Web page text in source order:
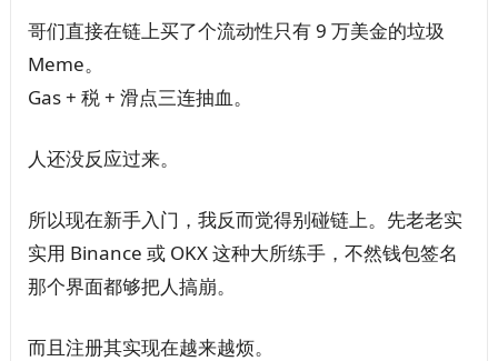
哥们直接在链上买了个流动性只有 9 万美金的垃圾
Meme。
Gas + 税 + 滑点三连抽血。
人还没反应过来。
所以现在新手入门，我反而觉得别碰链上。先老老实
实用 Binance 或 OKX 这种大所练手，不然钱包签名
那个界面都够把人搞崩。
而且注册其实现在越来越烦。